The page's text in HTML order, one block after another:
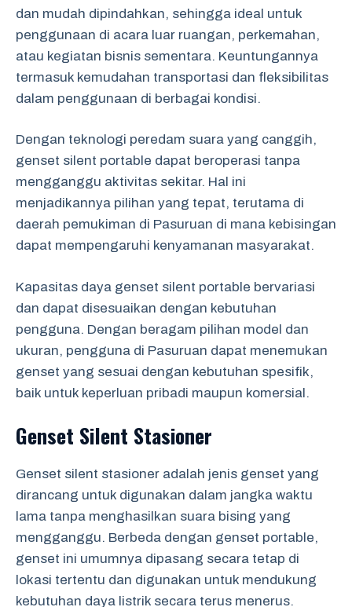
dan mudah dipindahkan, sehingga ideal untuk
penggunaan di acara luar ruangan, perkemahan,
atau kegiatan bisnis sementara. Keuntungannya
termasuk kemudahan transportasi dan fleksibilitas
dalam penggunaan di berbagai kondisi.
Dengan teknologi peredam suara yang canggih,
genset silent portable dapat beroperasi tanpa
mengganggu aktivitas sekitar. Hal ini
menjadikannya pilihan yang tepat, terutama di
daerah pemukiman di Pasuruan di mana kebisingan
dapat mempengaruhi kenyamanan masyarakat.
Kapasitas daya genset silent portable bervariasi
dan dapat disesuaikan dengan kebutuhan
pengguna. Dengan beragam pilihan model dan
ukuran, pengguna di Pasuruan dapat menemukan
genset yang sesuai dengan kebutuhan spesifik,
baik untuk keperluan pribadi maupun komersial.
Genset Silent Stasioner
Genset silent stasioner adalah jenis genset yang
dirancang untuk digunakan dalam jangka waktu
lama tanpa menghasilkan suara bising yang
mengganggu. Berbeda dengan genset portable,
genset ini umumnya dipasang secara tetap di
lokasi tertentu dan digunakan untuk mendukung
kebutuhan daya listrik secara terus menerus.